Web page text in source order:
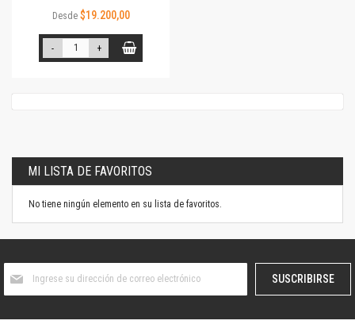
Desde $19.200,00
- +
MI LISTA DE FAVORITOS
No tiene ningún elemento en su lista de favoritos.
boletín
SUSCRIBIRSE